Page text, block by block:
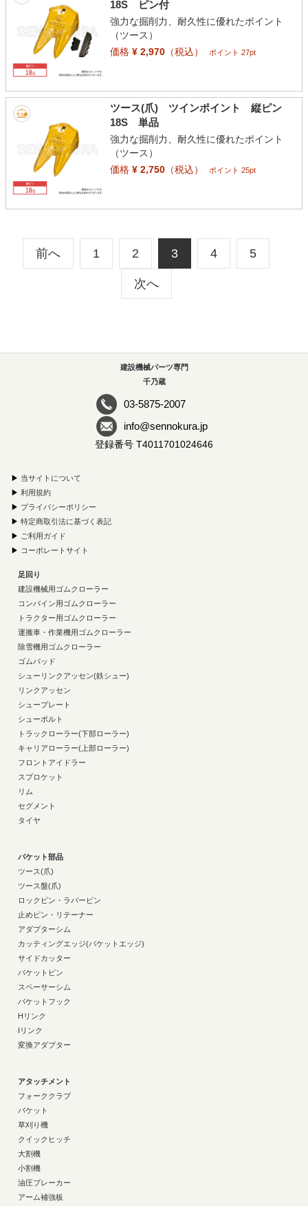
18S ピン付
強力な掘削力、耐久性に優れたポイント
（ツース）
価格¥ 2,970（税込） ポイント 27pt
ツース(爪) ツインポイント 縦ピン
18S 単品
強力な掘削力、耐久性に優れたポイント
（ツース）
価格¥ 2,750（税込） ポイント 25pt
前へ 1 2 3 4 5
次へ
建設機械パーツ専門
千乃蔵
03-5875-2007
info@sennokura.jp
登録番号 T4011701024646
▶ 当サイトについて
▶ 利用規約
▶ プライバシーポリシー
▶ 特定商取引法に基づく表記
▶ ご利用ガイド
▶ コーポレートサイト
足回り
建設機械用ゴムクローラー
コンバイン用ゴムクローラー
トラクター用ゴムクローラー
運搬車・作業機用ゴムクローラー
除雪機用ゴムクローラー
ゴムパッド
シューリンクアッセン(鉄シュー)
リンクアッセン
シュープレート
シューボルト
トラックローラー(下部ローラー)
キャリアローラー(上部ローラー)
フロントアイドラー
スプロケット
リム
セグメント
タイヤ
バケット部品
ツース(爪)
ツース盤(爪)
ロックピン・ラバーピン
止めピン・リテーナー
アダプターシム
カッティングエッジ(バケットエッジ)
サイドカッター
バケットピン
スペーサーシム
バケットフック
Hリンク
Iリンク
変換アダプター
アタッチメント
フォーククラブ
バケット
草刈り機
クイックヒッチ
大割機
小割機
油圧ブレーカー
アーム補強板